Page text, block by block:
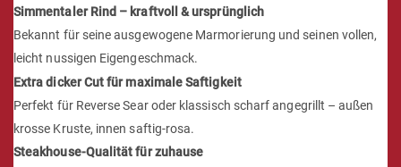
Simmentaler Rind – kraftvoll & ursprünglich
Bekannt für seine ausgewogene Marmorierung und seinen vollen,
leicht nussigen Eigengeschmack.
Extra dicker Cut für maximale Saftigkeit
Perfekt für Reverse Sear oder klassisch scharf angegrillt – außen
krosse Kruste, innen saftig-rosa.
Steakhouse-Qualität für zuhause